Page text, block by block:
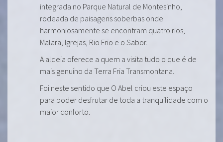
integrada no Parque Natural de Montesinho,
rodeada de paisagens soberbas onde
harmoniosamente se encontram quatro rios,
Malara, Igrejas, Rio Frio e o Sabor.
A aldeia oferece a quem a visita tudo o que é de
mais genuíno da Terra Fria Transmontana.
Foi neste sentido que O Abel criou este espaço
para poder desfrutar de toda a tranquilidade com o
maior conforto.